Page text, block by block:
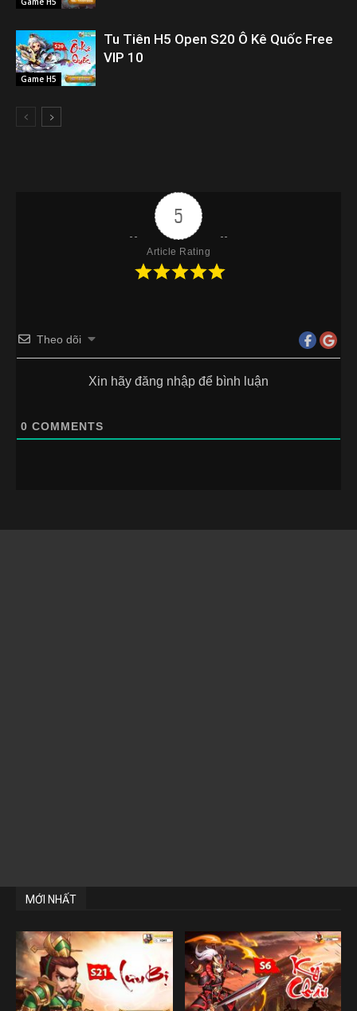
Game H5
Tu Tiên H5 Open S20 Ô Kê Quốc Free
VIP 10
5
Article Rating
Theo dõi
Xin hãy đăng nhập để bình luận
0 COMMENTS
MỚI NHẤT